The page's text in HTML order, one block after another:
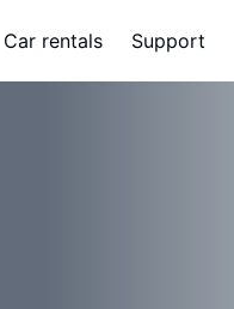
Car rentals Support